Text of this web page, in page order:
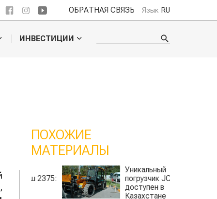
ОБРАТНАЯ СВЯЗЬ Язык RU
ИНВЕСТИЦИИ
ПОХОЖИЕ
МАТЕРИАЛЫ
2375:
Уникальный
погрузчик JCB
доступен в
Казахстане